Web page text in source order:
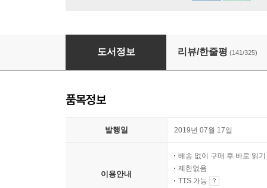
설민석의 삼국지 1
도서정보 리뷰/한줄평 (141/325)
품목정보
발행일 2019년 07월 17일
이용안내
배송 없이 구매 후 바로 읽기
제한없음
TTS 가능